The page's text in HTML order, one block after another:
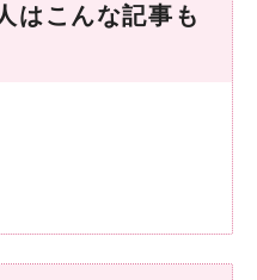
はこんな記事も